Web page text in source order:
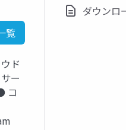
覧
ド
ー
コ
ダウンロ